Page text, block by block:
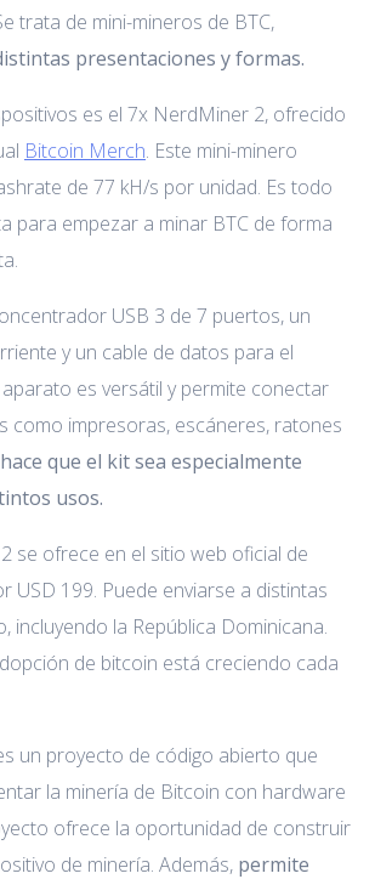
trata de mini-mineros de BTC,
presentaciones y formas.
es el 7x NerdMiner 2, ofrecido
Bitcoin Merch. Este mini-minero
de 77 kH/s por unidad. Es todo
para empezar a minar BTC de forma
USB 3 de 7 puertos, un
y un cable de datos para el
es versátil y permite conectar
como impresoras, escáneres, ratones
que el kit sea especialmente
usos.
se ofrece en el sitio web oficial de
USD 199. Puede enviarse a distintas
incluyendo la República Dominicana.
de bitcoin está creciendo cada
un proyecto de código abierto que
la minería de Bitcoin con hardware
ofrece la oportunidad de construir
de minería. Además, permite